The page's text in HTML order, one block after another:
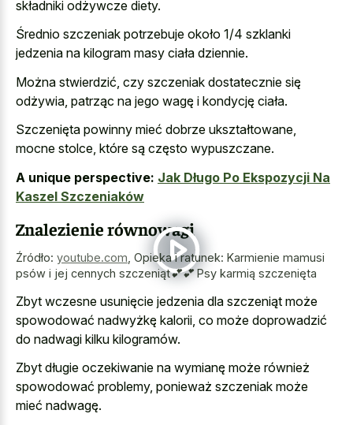
składniki odżywcze diety.
Średnio szczeniak potrzebuje około 1/4 szklanki
jedzenia na kilogram masy ciała dziennie.
Można stwierdzić, czy szczeniak dostatecznie się
odżywia, patrząc na jego wagę i kondycję ciała.
Szczenięta powinny mieć dobrze ukształtowane,
mocne stolce, które są często wypuszczane.
A unique perspective: Jak Długo Po Ekspozycji Na
Kaszel Szczeniaków
Znalezienie równowagi
Źródło: youtube.com Opieka i ratunek: Karmienie mamusi
psów i jej cennych szczeniąt💕💕 Psy karmią szczenięta
Zbyt wczesne usunięcie jedzenia dla szczeniąt może
spowodować nadwyżkę kalorii, co może doprowadzić
do nadwagi kilku kilogramów.
Zbyt długie oczekiwanie na wymianę może również
spowodować problemy, ponieważ szczeniak może
mieć nadwagę.